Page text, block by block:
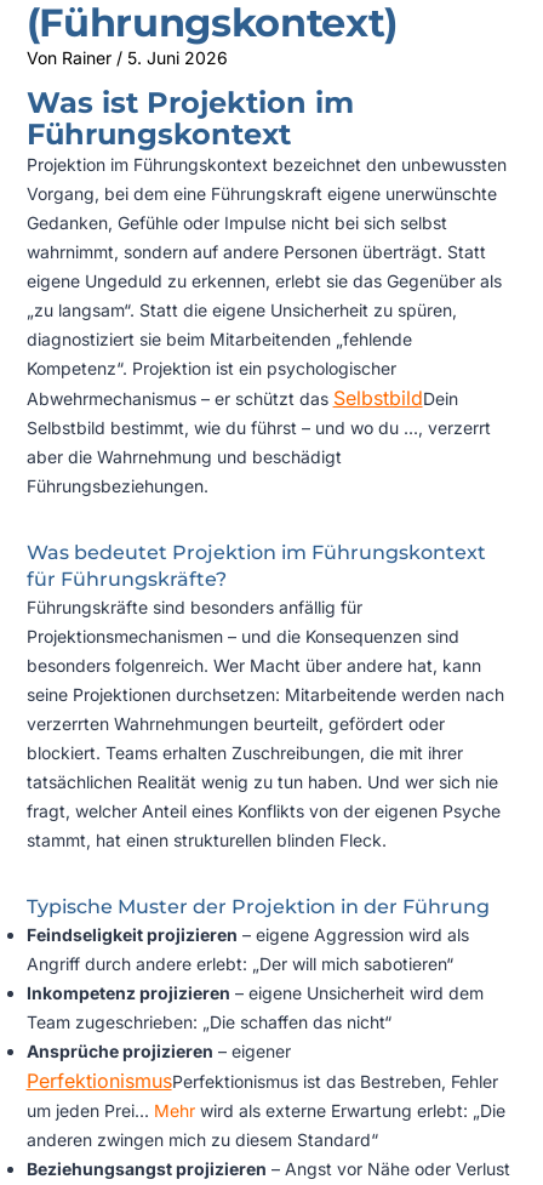
(Führungskontext)
Von Rainer / 5. Juni 2026
Was ist Projektion im
Führungskontext
Projektion im Führungskontext bezeichnet den unbewussten
Vorgang, bei dem eine Führungskraft eigene unerwünschte
Gedanken, Gefühle oder Impulse nicht bei sich selbst
wahrnimmt, sondern auf andere Personen überträgt. Statt
eigene Ungeduld zu erkennen, erlebt sie das Gegenüber als
„zu langsam“. Statt die eigene Unsicherheit zu spüren,
diagnostiziert sie beim Mitarbeitenden „fehlende
Kompetenz“. Projektion ist ein psychologischer
Abwehrmechanismus – er schützt das SelbstbildDein
Selbstbild bestimmt, wie du führst – und wo du ..., verzerrt
aber die Wahrnehmung und beschädigt
Führungsbeziehungen.
Was bedeutet Projektion im Führungskontext
für Führungskräfte?
Führungskräfte sind besonders anfällig für
Projektionsmechanismen – und die Konsequenzen sind
besonders folgenreich. Wer Macht über andere hat, kann
seine Projektionen durchsetzen: Mitarbeitende werden nach
verzerrten Wahrnehmungen beurteilt, gefördert oder
blockiert. Teams erhalten Zuschreibungen, die mit ihrer
tatsächlichen Realität wenig zu tun haben. Und wer sich nie
fragt, welcher Anteil eines Konflikts von der eigenen Psyche
stammt, hat einen strukturellen blinden Fleck.
Typische Muster der Projektion in der Führung
Feindseligkeit projizieren – eigene Aggression wird als
Angriff durch andere erlebt: „Der will mich sabotieren“
Inkompetenz projizieren – eigene Unsicherheit wird dem
Team zugeschrieben: „Die schaffen das nicht“
Ansprüche projizieren – eigener
PerfektionismusPerfektionismus ist das Bestreben, Fehler
um jeden Prei... Mehrwird als externe Erwartung erlebt: „Die
anderen zwingen mich zu diesem Standard“
Beziehungsangst projizieren – Angst vor Nähe oder Verlust